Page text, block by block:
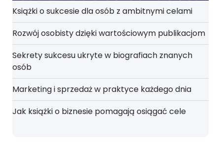
Książki o sukcesie dla osób z ambitnymi celami
Rozwój osobisty dzięki wartościowym publikacjom
Sekrety sukcesu ukryte w biografiach znanych
osób
Marketing i sprzedaż w praktyce każdego dnia
Jak książki o biznesie pomagają osiągać cele